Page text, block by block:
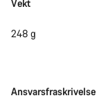
Vekt
248 g
Ansvarsfraskrivelse
Ansvarsfraskrivelse